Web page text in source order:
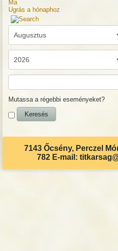
Ma
Ugrás a hónaphoz
Mutassa a régebbi eseményeket?
7143 Őcsény, Perczel
782 E-mail: